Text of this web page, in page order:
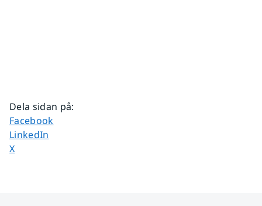
Dela sidan på:
Dela sidan på
Facebook
Dela sidan på
LinkedIn
Dela sidan på
X